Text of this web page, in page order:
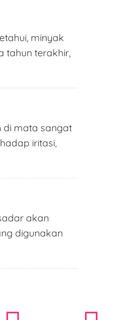
minyak
tahun terakhir,
di mata sangat
iritasi,
akan
digunakan